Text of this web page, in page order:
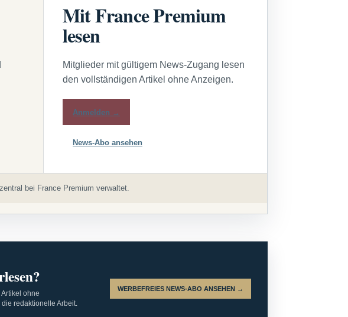
Mit France Premium
lesen
Mitglieder mit gültigem News-Zugang lesen
den vollständigen Artikel ohne Anzeigen.
Anmelden →
News-Abo ansehen
bei France Premium verwaltet.
ohne
redaktionelle Arbeit.
WERBEFREIES NEWS-ABO ANSEHEN →